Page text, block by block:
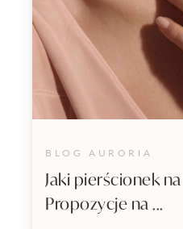
BLOG AURORIA
Jaki pierścionek
Propozycje na ...